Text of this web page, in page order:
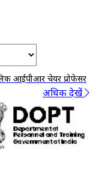
आईपीआर चेयर प्रोफेसर
of Full
House Session on
Professional
अधिक देखें